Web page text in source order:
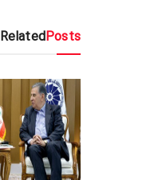
RelatedPosts